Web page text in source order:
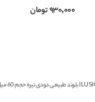
930,000تومان